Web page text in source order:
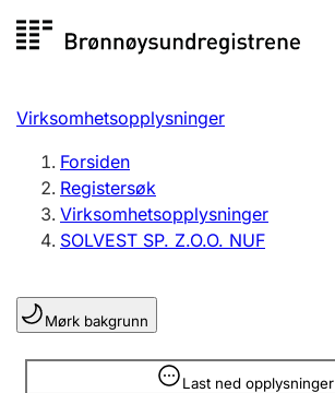
til
Registersøk
Aksjeselskap
Enkeltpersonforetak
Registrere, endre, slette
Lag og forening
Registrere, endre, slette
Virksomhetsopplysninger
Forsiden
Registersøk
Virksomhetsopplysninger
SOLVEST SP. Z.O.O. NUF
Mørk bakgrunn
Last ned opplysninger
Opplysninger er skjult